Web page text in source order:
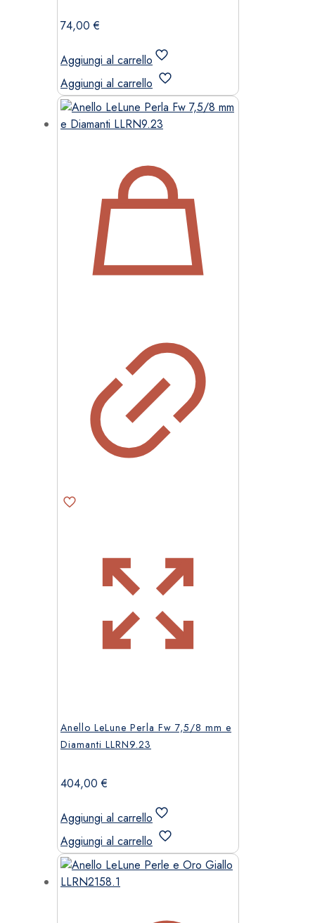
74,00€
Aggiungi al carrello
Aggiungi al carrello
Anello LeLune Perla Fw 7,5/8 mm e
Diamanti LLRN9.23
404,00€
Aggiungi al carrello
Aggiungi al carrello